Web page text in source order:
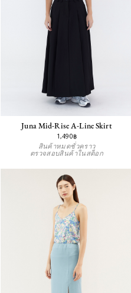
Juna Mid-Rise A-Line Skirt
1,490฿
สินค้าหมดชั่วคราว
ตรวจสอบสินค้าในสต็อก